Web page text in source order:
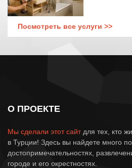
Посмотреть все услуги >>
О ПРОЕКТЕ
Мы сделали этот сайтдля тех, кто
в Турции! Здесь вы найдете много
достопримечательностях,
городе и его окрестностях.